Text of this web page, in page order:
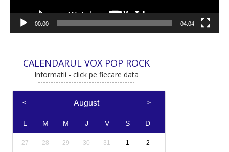
00:00 04:04
CALENDARUL VOX POP ROCK
Informatii - click pe fiecare data
August
L M M J V S D
27 28 29 30 31 1 2